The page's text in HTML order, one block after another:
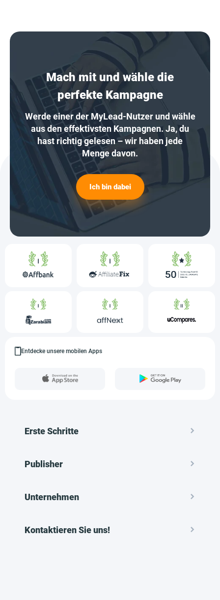
Mach mit und wähle die
perfekte Kampagne
Werde einer der MyLead-Nutzer und wähle
aus den effektivsten Kampagnen. Ja, du
hast richtig gelesen – wir haben jede
Menge davon.
Ich bin dabei
Entdecke unsere mobilen Apps
Erste Schritte
Publisher
Unternehmen
Kontaktieren Sie uns!